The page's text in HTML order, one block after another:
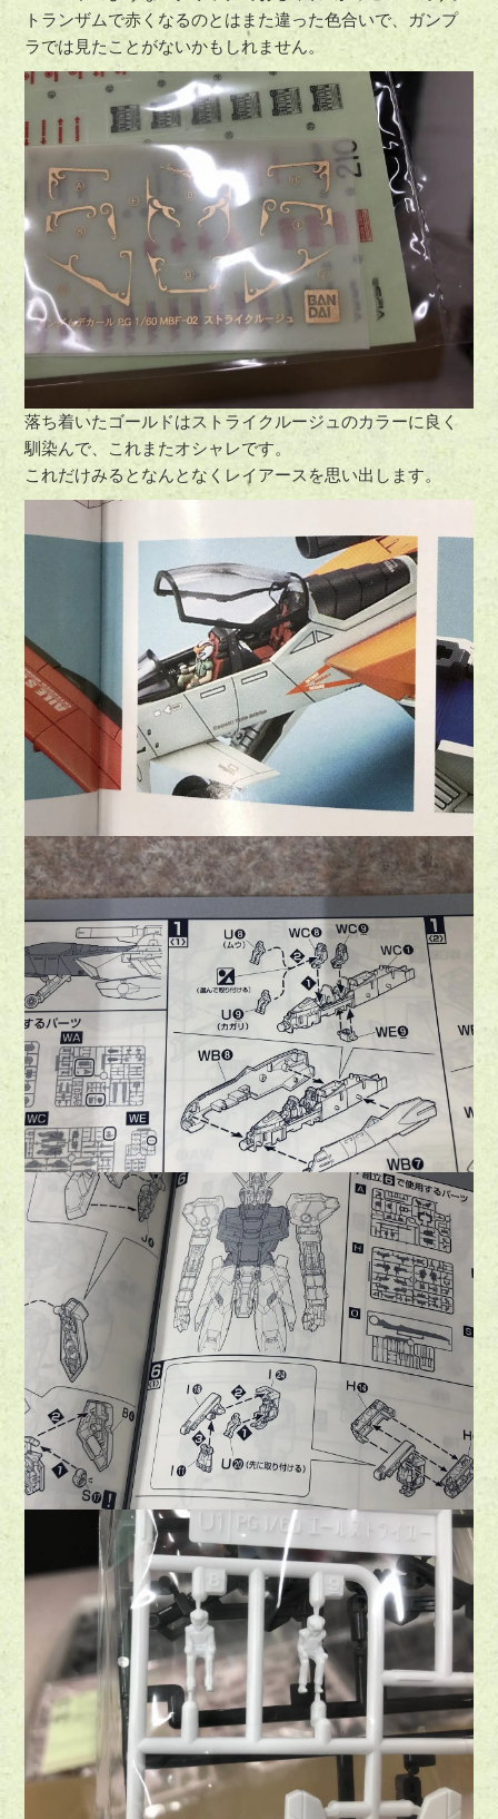
トランザムで赤くなるのとはまた違った色合いで、ガンプ
ラでは見たことがないかもしれません。
落ち着いたゴールドはストライクルージュのカラーに良く
馴染んで、これまたオシャレです。
これだけみるとなんとなくレイアースを思い出します。